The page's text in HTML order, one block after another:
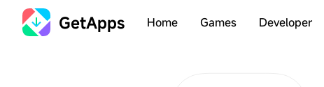
GetApps Home Games Developer